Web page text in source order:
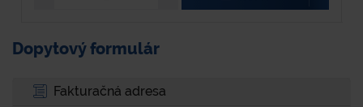
Dopytový formulár
Fakturačná adresa